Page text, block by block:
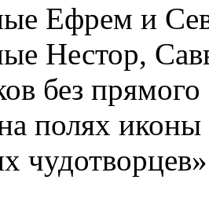
Ефрем и
Нестор,
без
полях